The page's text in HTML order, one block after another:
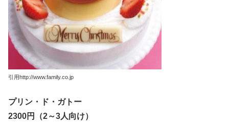
引用http://www.family.co.jp
プリン・ド・ガトー
2300円（2～3人向け）